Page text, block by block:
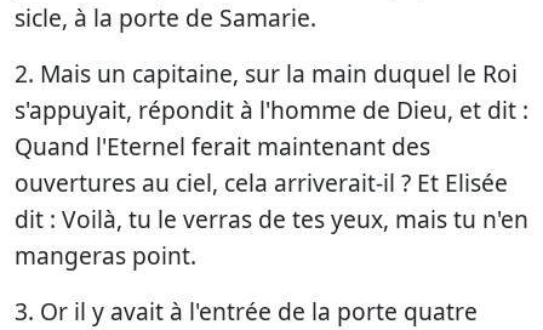
sicle, à la porte de Samarie.
2. Mais un capitaine, sur la main duquel le Roi
s'appuyait, répondit à l'homme de Dieu, et dit :
Quand l'Eternel ferait maintenant des
ouvertures au ciel, cela arriverait-il ? Et Elisée
dit : Voilà, tu le verras de tes yeux, mais tu n'en
mangeras point.
3. Or il y avait à l'entrée de la porte quatre